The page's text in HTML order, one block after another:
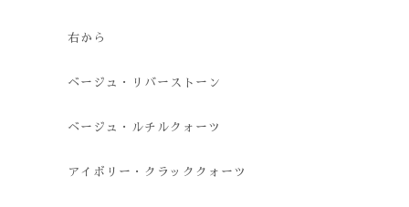
右から
ベージュ・リバーストーン
ベージュ・ルチルクォーツ
アイボリー・クラッククォーツ